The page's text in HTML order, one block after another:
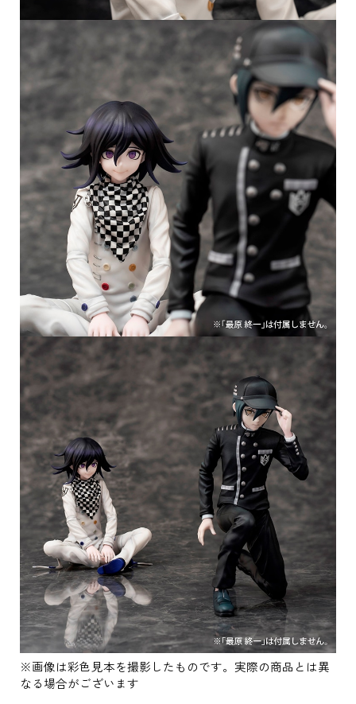
※画像は彩色見本を撮影したものです。実際の商品とは異
なる場合がございます